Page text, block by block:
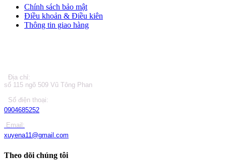
Chính sách bảo mật
Điều khoản & Điều kiên
Thông tin giao hàng
Địa chỉ:
số 115 ngõ 509 Vũ Tông Phan
Số điện thoại:
0904685252
Email:
xuyena11@gmail.com
Theo dõi chúng tôi